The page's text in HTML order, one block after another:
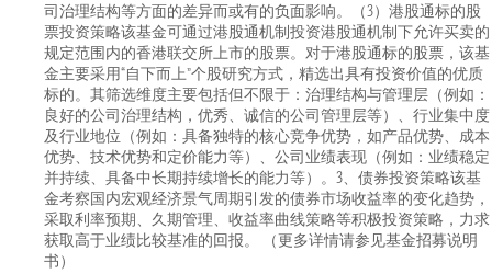
司治理结构等方面的差异而或有的负面影响。（3）港股通标的股
票投资策略该基金可通过港股通机制投资港股通机制下允许买卖的
规定范围内的香港联交所上市的股票。对于港股通标的股票，该基
金主要采用“自下而上”个股研究方式，精选出具有投资价值的优质
标的。其筛选维度主要包括但不限于：治理结构与管理层（例如：
良好的公司治理结构，优秀、诚信的公司管理层等）、行业集中度
及行业地位（例如：具备独特的核心竞争优势，如产品优势、成本
优势、技术优势和定价能力等）、公司业绩表现（例如：业绩稳定
并持续、具备中长期持续增长的能力等）。3、债券投资策略该基
金考察国内宏观经济景气周期引发的债券市场收益率的变化趋势，
采取利率预期、久期管理、收益率曲线策略等积极投资策略，力求
获取高于业绩比较基准的回报。 （更多详情请参见基金招募说明
书）